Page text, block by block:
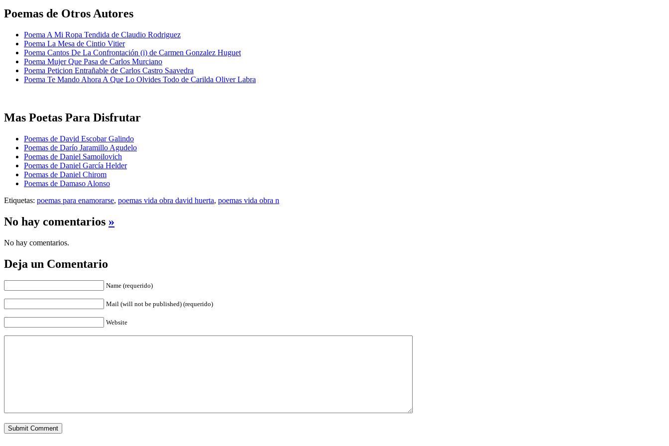
Poemas de Otros Autores
Poema A Mi Ropa Tendida de Claudio Rodriguez
Poema La Mesa de Cintio Vitier
Poema Cantos De La Confrontación (i) de Carmen Gonzalez Huguet
Poema Mujer Que Pasa de Carlos Murciano
Poema Peticion Entrañable de Carlos Castro Saavedra
Poema Te Mando Ahora A Que Lo Olvides Todo de Carilda Oliver Labra
Mas Poetas Para Disfrutar
Poemas de David Escobar Galindo
Poemas de Darío Jaramillo Agudelo
Poemas de Daniel Samoilovich
Poemas de Daniel García Helder
Poemas de Daniel Chirom
Poemas de Damaso Alonso
Etiquetas: poemas para enamorarse, poemas vida obra david huerta, poemas vida obra n
No hay comentarios »
No hay comentarios.
Deja un Comentario
Name (requerido)
Mail (will not be published) (requerido)
Website